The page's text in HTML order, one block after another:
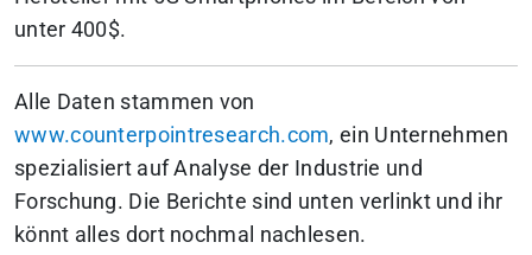
unter 400$.
Alle Daten stammen von
www.counterpointresearch.com, ein Unternehmen
spezialisiert auf Analyse der Industrie und
Forschung. Die Berichte sind unten verlinkt und ihr
könnt alles dort nochmal nachlesen.